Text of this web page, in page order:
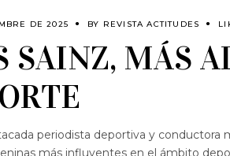
DE 2025 BY REVISTA ACTITUDES
SAINZ, MÁS
periodista deportiva y conductora
más influyentes en el ámbito